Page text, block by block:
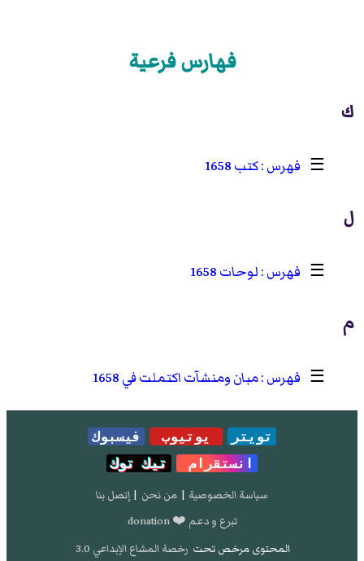
فهارس فرعية
ك
☰ كتب 1658
ل
☰ لوحات 1658
م
☰ مبان ومنشآت اكتملت في 1658
تويتر يوتيوب
فيسبوك
انستقرام
تيك توك
سياسة الخصوصية | من نحن | إتصل بنا
تبرع و دعم ❤️ donation
المحتوى مرخص تحت رخصة المشاع الإبداعي 3.0